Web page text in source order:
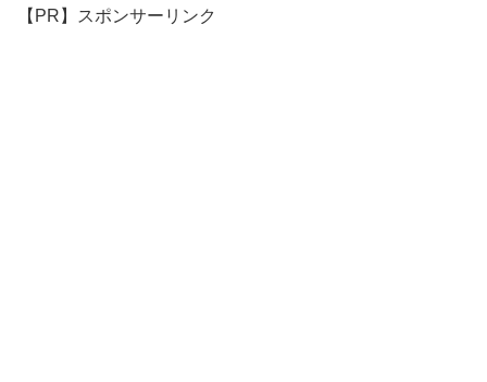
【PR】スポンサーリンク